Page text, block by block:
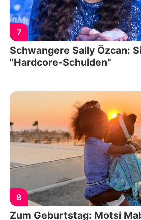
7
Schwangere Sally Özcan:
"Hardcore-Schulden"
8
Zum Geburtstag: Motsi